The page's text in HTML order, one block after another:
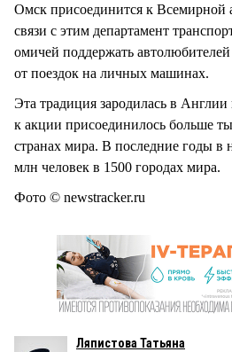
Омск присоединится к Всемирной
связи с этим департамент
омичей поддержать автолюбителей
от поездок на личных машинах.
Эта традиция зародилась в
к акции присоединилось больше
странах мира. В последние годы в
млн человек в 1500 городах мира.
Фото © newstracker.ru
Ляпистова Татьяна